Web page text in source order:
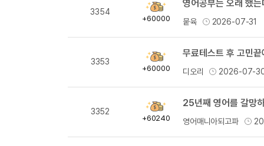
3354
획
득
+60000 뭍육 2026-07-31
3353
획
득
+60000
무료테스트 후 고민
디오리 2026-07-
3352
획
득
+60240
25년째 영어를 갈망
영어매니아되고파